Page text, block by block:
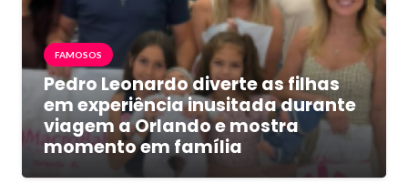
FAMOSOS
Pedro Leonardo diverte as filhas
em experiência inusitada durante
viagem a Orlando e mostra
momento em família